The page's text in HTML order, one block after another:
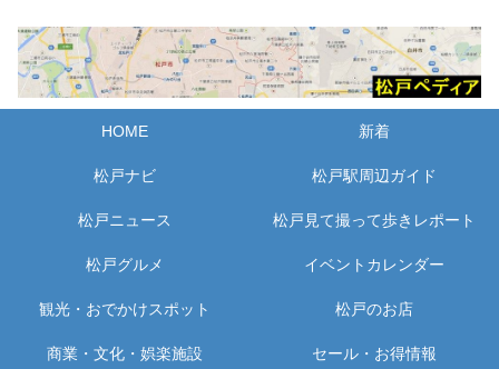
HOME 新着
松戸ナビ 松戸駅周辺ガイド
松戸ニュース 松戸見て撮って歩きレポート
松戸グルメ イベントカレンダー
観光・おでかけスポット 松戸のお店
商業・文化・娯楽施設 セール・お得情報